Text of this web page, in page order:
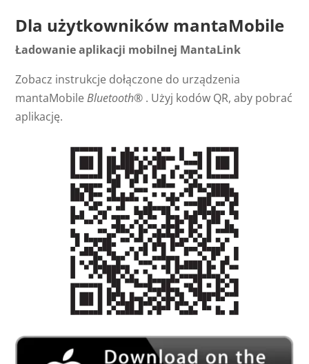
Dla użytkowników mantaMobile
Ładowanie aplikacji mobilnej MantaLink
Zobacz instrukcje dołączone do urządzenia
mantaMobileBluetooth® . Użyj kodów QR, aby pobrać
aplikację.